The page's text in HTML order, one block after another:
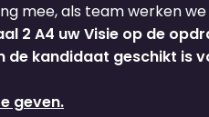
mee, als team werken
2 A4 uw Visie op de
kandidaat geschikt is
geven.